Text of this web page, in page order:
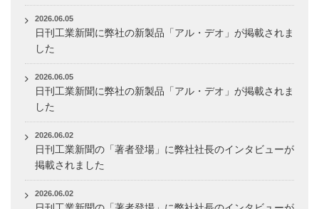
2026.06.05
日刊工業新聞に弊社の新製品「アル・デオ」が掲載されま
した
2026.06.05
日刊工業新聞に弊社の新製品「アル・デオ」が掲載されま
した
2026.06.02
日刊工業新聞の「著者登場」に弊社社長のインタビューが
掲載されました
2026.06.02